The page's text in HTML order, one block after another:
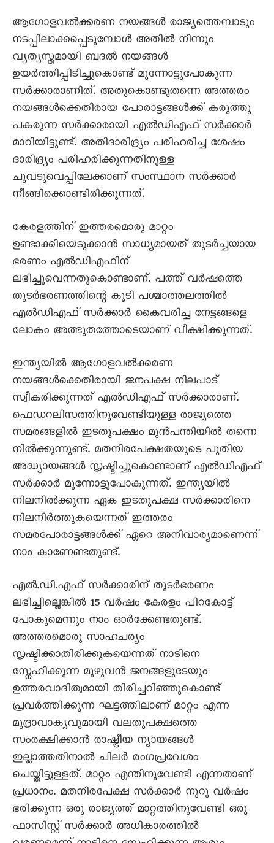
ആഗോളവല്‍ക്കരണ നയങ്ങള്‍ രാജ്യത്തെമ്പാടും
നടപ്പിലാക്കപ്പെടുമ്പോള്‍ അതില്‍ നിന്നും
വ്യത്യസ്തമായി ബദല്‍ നയങ്ങള്‍
ഉയര്‍ത്തിപ്പിടിച്ചുകൊണ്ട് മുന്നോട്ടുപോകുന്ന
സര്‍ക്കാരാണിത്. അതുകൊണ്ടുതന്നെ അത്തരം
നയങ്ങള്‍ക്കെതിരായ പോരാട്ടങ്ങള്‍ക്ക് കരുത്തു
പകരുന്ന സര്‍ക്കാരായി എല്‍ഡിഎഫ് സര്‍ക്കാര്‍
മാറിയിട്ടുണ്ട്. അതിദാരിദ്ര്യം പരിഹരിച്ച ശേഷം
ദാരിദ്ര്യം പരിഹരിക്കുന്നതിനുള്ള
ചുവടുവെപ്പിലേക്കാണ് സംസ്ഥാന സര്‍ക്കാര്‍
നീങ്ങിക്കൊണ്ടിരിക്കുന്നത്.
കേരളത്തിന് ഇത്തരമൊരു മാറ്റം
ഉണ്ടാക്കിയെടുക്കാന്‍ സാധ്യമായത് തുടര്‍ച്ചയായ
ഭരണം എല്‍ഡിഎഫിന്
ലഭിച്ചുവെന്നതുകൊണ്ടാണ്. പത്ത് വര്‍ഷത്തെ
തുടര്‍ഭരണത്തിന്റെ കൂടി പശ്ചാത്തലത്തില്‍
എല്‍ഡിഎഫ് സര്‍ക്കാര്‍ കൈവരിച്ച നേട്ടങ്ങളെ
ലോകം അത്ഭുതത്തോടെയാണ് വീക്ഷിക്കുന്നത്.
ഇന്ത്യയില്‍ ആഗോളവല്‍ക്കരണ
നയങ്ങള്‍ക്കെതിരായി ജനപക്ഷ നിലപാട്
സ്വീകരിക്കുന്നത് എല്‍ഡിഎഫ് സര്‍ക്കാരാണ്.
ഫെഡറലിസത്തിനുവേണ്ടിയുള്ള രാജ്യത്തെ
സമരങ്ങളില്‍ ഇടതുപക്ഷം മുന്‍പന്തിയില്‍ തന്നെ
നില്‍ക്കുന്നുണ്ട്. മതനിരപേക്ഷതയുടെ പുതിയ
അദ്ധ്യായങ്ങള്‍ സൃഷ്ടിച്ചുകൊണ്ടാണ് എല്‍ഡിഎഫ്
സര്‍ക്കാര്‍ മുന്നോട്ടുപോകുന്നത്. ഇന്ത്യയില്‍
നിലനില്‍ക്കുന്ന ഏക ഇടതുപക്ഷ സര്‍ക്കാരിനെ
നിലനിര്‍ത്തുകയെന്നത് ഇത്തരം
സമരപോരാട്ടങ്ങള്‍ക്ക് ഏറെ അനിവാര്യമാണെന്ന്
നാം കാണേണ്ടതുണ്ട്.
എല്‍.ഡി.എഫ് സര്‍ക്കാരിന് തുടര്‍ഭരണം
ലഭിച്ചില്ലെങ്കില്‍ 15 വര്‍ഷം കേരളം പിറകോട്ട്
പോകുമെന്നും നാം ഓര്‍ക്കേണ്ടതുണ്ട്.
അത്തരമൊരു സാഹചര്യം
സൃഷ്ടിക്കാതിരിക്കുകയെന്നത് നാടിനെ
സ്നേഹിക്കുന്ന മുഴുവന്‍ ജനങ്ങളുടേയും
ഉത്തരവാദിത്വമായി തിരിച്ചറിഞ്ഞുകൊണ്ട്
പ്രവര്‍ത്തിക്കുന്ന ഘട്ടത്തിലാണ് മാറ്റം എന്ന
മുദ്രാവാക്യവുമായി വലതുപക്ഷത്തെ
സംരക്ഷിക്കാന്‍ രാഷ്ട്രീയ ന്യായങ്ങള്‍
ഇല്ലാത്തതിനാല്‍ ചിലര്‍ രംഗപ്രവേശം
ചെയ്തിട്ടുള്ളത്. മാറ്റം എന്തിനുവേണ്ടി എന്നതാണ്
പ്രധാനം. മതനിരപേക്ഷ സര്‍ക്കാര്‍ നൂറു വര്‍ഷം
ഭരിക്കുന്ന ഒരു രാജ്യത്ത് മാറ്റത്തിനുവേണ്ടി ഒരു
ഫാസിസ്റ്റ് സര്‍ക്കാര്‍ അധികാരത്തില്‍